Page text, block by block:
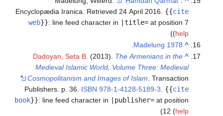
Encyclopædia Iranica
. Retrieved24 April2016 . {{cite
web}} :line feed character in |title=at position 7
(help
)
^
Madelung 1978
.
^
Dadoyan, Seta B.(2013).The Armenians in the
Medieval Islamic World, Volume Three: Medieval
Cosmopolitanism and Images of Islam . Transaction
Publishers. p. 36.ISBN 978-1-4128-5189-3 . {{cite
book}} :line feed character in |publisher=at position
12 (help
)